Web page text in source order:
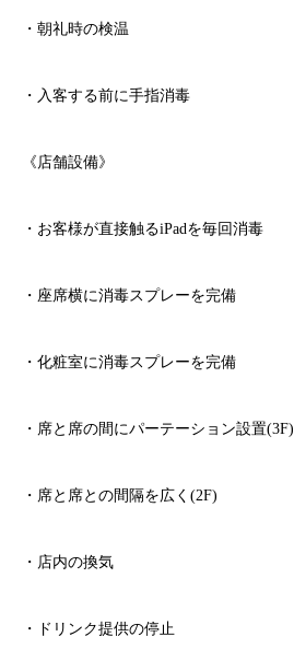
・朝礼時の検温
・入客する前に手指消毒
《店舗設備》
・お客様が直接触るiPad を毎回消毒
・座席横に消毒スプレーを完備
・化粧室に消毒スプレーを完備
・席と席の間にパーテーション設置(3F)
・席と席との間隔を広く (2F)
・店内の換気
・ドリンク提供の停止